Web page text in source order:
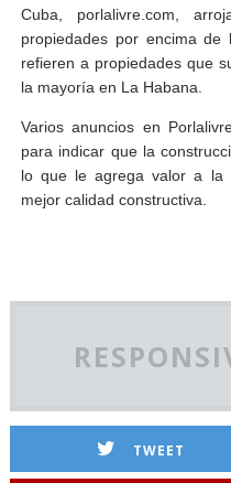
Cuba, porlalivre.com,
propiedades por encima
refieren a propiedades que
la mayoría en La Habana.
Varios anuncios en
para indicar que la
lo que le agrega valor a la
mejor calidad constructiva.
TWEET